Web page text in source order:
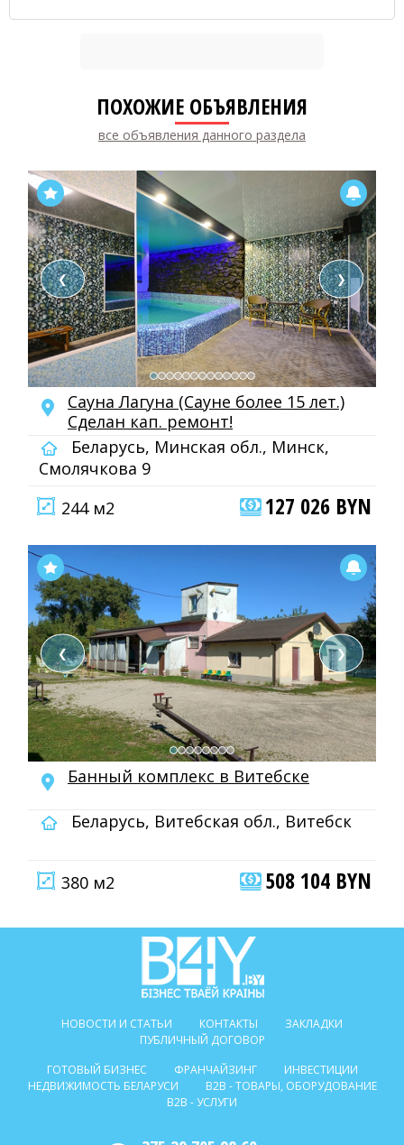
ПОХОЖИЕ ОБЪЯВЛЕНИЯ
все объявления данного раздела
❮ ❯
Сауна Лагуна (Сауне более 15 лет.)
Сделан кап. ремонт!
Беларусь, Минская обл., Минск,
Смолячкова 9
244 м2
127 026 BYN
❮ ❯
Банный комплекс в Витебске
Беларусь, Витебская обл., Витебск
380 м2 508 104 BYN
НОВОСТИ И СТАТЬИ КОНТАКТЫ
ЗАКЛАДКИ
ПУБЛИЧНЫЙ ДОГОВОР
ГОТОВЫЙ БИЗНЕС
ФРАНЧАЙЗИНГ
ИНВЕСТИЦИИ
НЕДВИЖИМОСТЬ БЕЛАРУСИ
B2B - ТОВАРЫ, ОБОРУДОВАНИЕ
B2B - УСЛУГИ